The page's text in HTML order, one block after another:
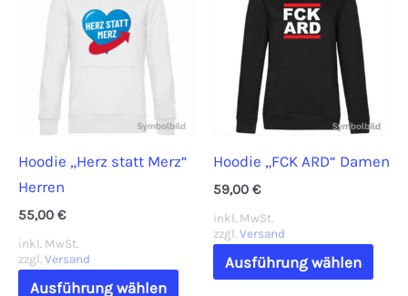
Optionen
Produktseite
gewählt
werden
Hoodie „Herz statt Merz“
Herren
55,00 €
inkl. MwSt.
zzgl. Versand
Ausführung wählen
Dieses
Hoodie „FCK ARD“ Damen
59,00 €
inkl. MwSt.
zzgl. Versand
Ausführung wählen